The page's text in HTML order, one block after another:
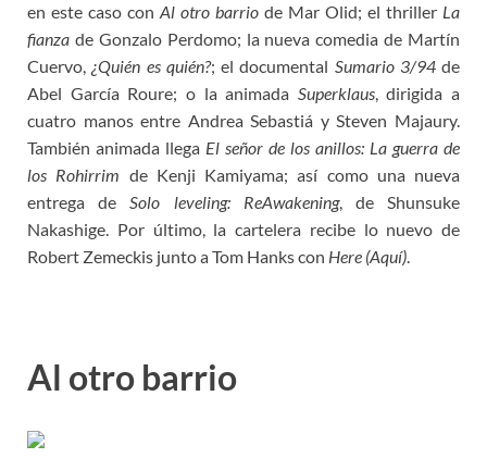
t
en este caso con Al otro barrio de Mar Olid; el thriller La
fianza de Gonzalo Perdomo; la nueva comedia de Martín
Cuervo,¿Quién es quién?; el documental Sumario 3/94de
Abel García Roure; o la animada Superklaus, dirigida a
cuatro manos entre Andrea Sebastiá y Steven Majaury.
También animada llega El señor de los anillos: La guerra de
los Rohirrim de Kenji Kamiyama; así como una nueva
entrega deSolo leveling: ReAwakening, de Shunsuke
Nakashige. Por último, la cartelera recibe lo nuevo de
Robert Zemeckis junto a Tom Hanks con Here (Aquí).
Al otro barrio